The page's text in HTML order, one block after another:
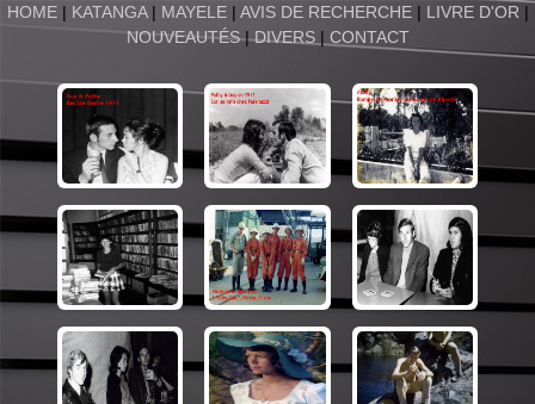
HOME | KATANGA| MAYELE| AVIS DE RECHERCHE| LIVRE D'OR |
NOUVEAUTÉS|DIVERS| CONTACT